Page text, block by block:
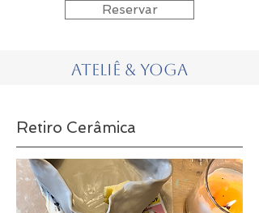
Reservar
Ateliê & Yoga
Retiro Cerâmica